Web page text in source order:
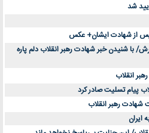
از شهادت ایشان+ عکس
با شنیدن خبر شهادت رهبر انقلاب دلم پاره
انقلاب
پیام تسلیت صادر کرد
رهبر انقلاب
ایران